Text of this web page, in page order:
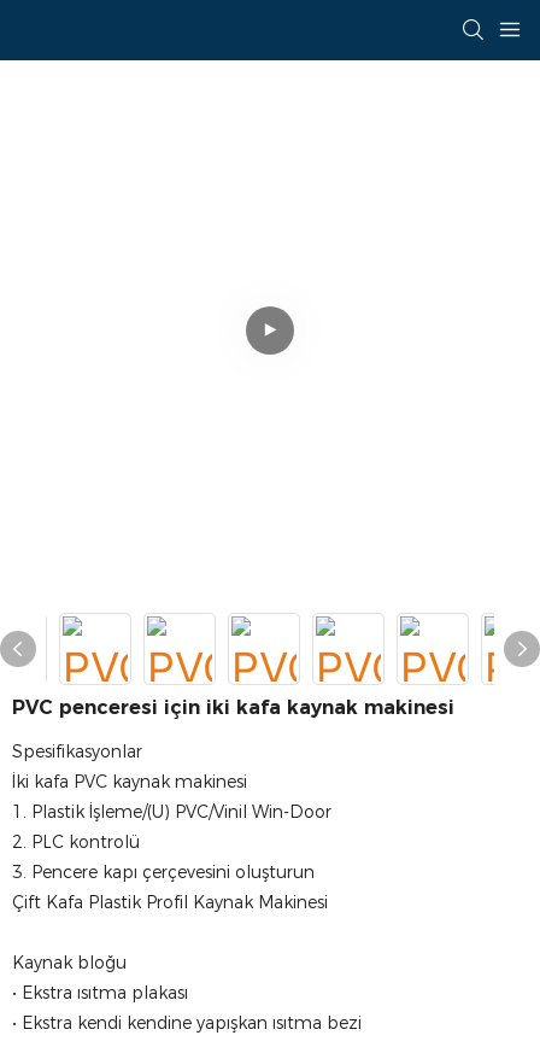
PVC penceresi için iki kafa kaynak makinesi
Spesifikasyonlar
İki kafa PVC kaynak makinesi
1. Plastik İşleme/(U) PVC/Vinil Win-Door
2. PLC kontrolü
3. Pencere kapı çerçevesini oluşturun
Çift Kafa Plastik Profil Kaynak Makinesi
Kaynak bloğu
• Ekstra ısıtma plakası
• Ekstra kendi kendine yapışkan ısıtma bezi